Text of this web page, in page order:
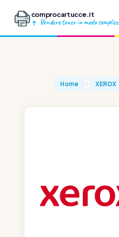
comprocartucce.it
Vendere toner in modo semplice
Home XEROX